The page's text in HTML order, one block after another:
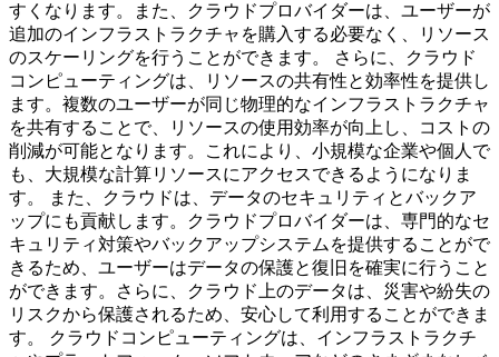
すくなります。また、クラウドプロバイダーは、ユーザーが
追加のインフラストラクチャを購入する必要なく、リソース
のスケーリングを行うことができます。 さらに、クラウド
コンピューティングは、リソースの共有性と効率性を提供し
ます。複数のユーザーが同じ物理的なインフラストラクチャ
を共有することで、リソースの使用効率が向上し、コストの
削減が可能となります。これにより、小規模な企業や個人で
も、大規模な計算リソースにアクセスできるようになりま
す。 また、クラウドは、データのセキュリティとバックア
ップにも貢献します。クラウドプロバイダーは、専門的なセ
キュリティ対策やバックアップシステムを提供することがで
きるため、ユーザーはデータの保護と復旧を確実に行うこと
ができます。さらに、クラウド上のデータは、災害や紛失の
リスクから保護されるため、安心して利用することができま
す。 クラウドコンピューティングは、インフラストラクチ